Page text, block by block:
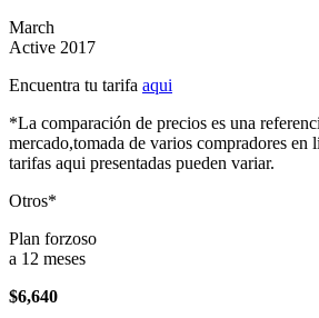
March
Active 2017
Encuentra tu tarifa aqui
*La comparación de precios es una
mercado,tomada de varios compradores en
tarifas aqui presentadas pueden variar.
Otros*
Plan forzoso
a 12 meses
$6,640